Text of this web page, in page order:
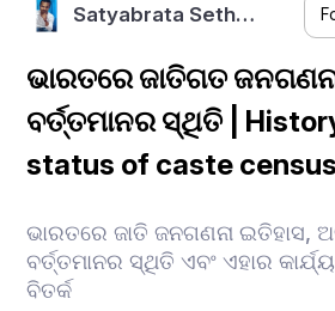
Satyabrata Seth…
ଭାରତରେ ଜାତିଗତ
ବର୍ତ୍ତମାନର ସ୍ଥିତି |
status of caste
ଭାରତରେ ଜାତି ଜନଗଣନା ଇତିହାସ,
ବର୍ତ୍ତମାନର ସ୍ଥିତି ଏବଂ ଏହାର
ବିତର୍କ